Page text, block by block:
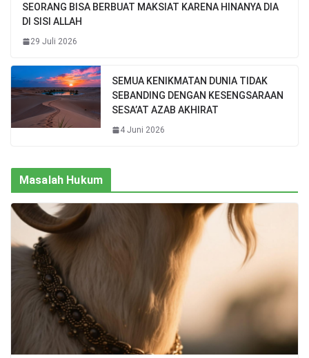
SEORANG BISA BERBUAT MAKSIAT KARENA HINANYA DIA
DI SISI ALLAH
29 Juli 2026
SEMUA KENIKMATAN DUNIA TIDAK
SEBANDING DENGAN KESENGSARAAN
SESA’AT AZAB AKHIRAT
4 Juni 2026
Masalah Hukum